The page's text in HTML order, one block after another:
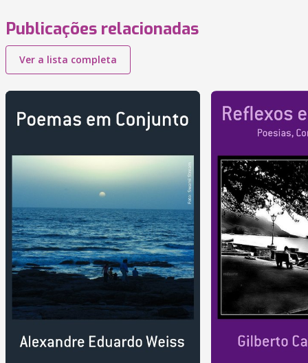
Publicações relacionadas
Ver a lista completa